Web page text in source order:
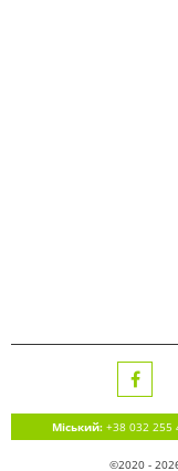
Міський: +38 032 255
©2020 -